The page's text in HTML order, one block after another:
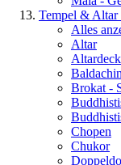
Tempel & Altar
Alles
Altar
Baldachin
Brokat -
Chopen
Chukor